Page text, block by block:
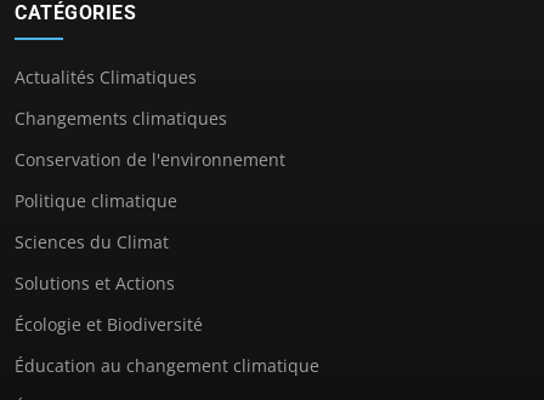
CATÉGORIES
Actualités Climatiques
Changements climatiques
Conservation de l'environnement
Politique climatique
Sciences du Climat
Solutions et Actions
Écologie et Biodiversité
Éducation au changement climatique